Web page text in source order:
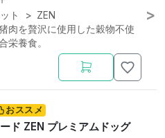
ト > ZEN
肉を贅沢に使用した穀物不使
栄養食。
おススメ
ド ZEN プレミアムドッグ